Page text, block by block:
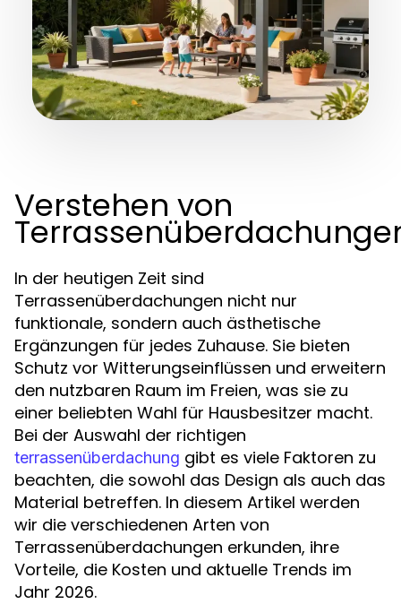
Verstehen von
In der heutigen Zeit sind
Terrassenüberdachungen nicht nur
funktionale, sondern auch ästhetische
Ergänzungen für jedes Zuhause. Sie bieten
Schutz vor Witterungseinflüssen und erweitern
den nutzbaren Raum im Freien, was sie zu
einer beliebten Wahl für Hausbesitzer macht.
Bei der Auswahl der richtigen
terrassenüberdachung gibt es viele Faktoren zu
beachten, die sowohl das Design als auch das
Material betreffen. In diesem Artikel werden
wir die verschiedenen Arten von
Terrassenüberdachungen erkunden, ihre
Vorteile, die Kosten und aktuelle Trends im
Jahr 2026.